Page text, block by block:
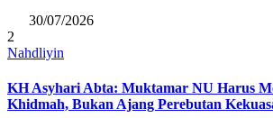
30/07/2026
2
Nahdliyin
KH Asyhari Abta: Muktamar NU Harus
Khidmah, Bukan Ajang Perebutan